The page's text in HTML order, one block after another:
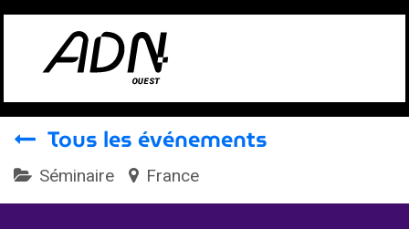
Se rendre au contenu
Tous les événements
Séminaire France